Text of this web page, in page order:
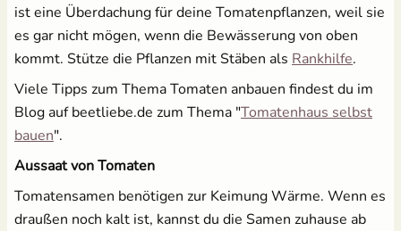
ist eine Überdachung für deine Tomatenpflanzen, weil sie
es gar nicht mögen, wenn die Bewässerung von oben
kommt. Stütze die Pflanzen mit Stäben als Rankhilfeöffnet
.
Viele Tipps zum Thema Tomaten anbauen findest du im
Blog auf beetliebe.de zum Thema "Tomatenhaus selbst
bauenöffnet in neuem Fenster
".
Aussaat von Tomaten
Tomatensamen benötigen zur Keimung Wärme. Wenn es
draußen noch kalt ist, kannst du die Samen zuhause ab